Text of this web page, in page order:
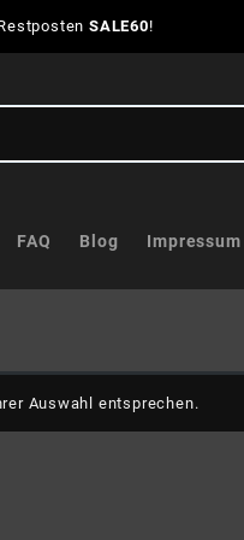
SALE60!
FAQ Blog Impressum
Auswahl entsprechen.